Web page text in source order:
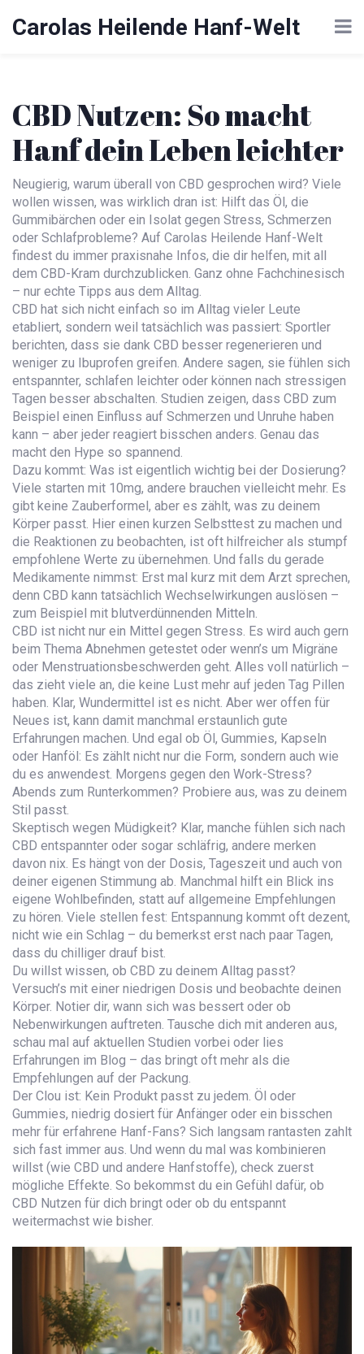
Carolas Heilende Hanf-Welt
CBD Nutzen: So macht
Hanf dein Leben leichter
Neugierig, warum überall von CBD gesprochen wird? Viele
wollen wissen, was wirklich dran ist: Hilft das Öl, die
Gummibärchen oder ein Isolat gegen Stress, Schmerzen
oder Schlafprobleme? Auf Carolas Heilende Hanf-Welt
findest du immer praxisnahe Infos, die dir helfen, mit all
dem CBD-Kram durchzublicken. Ganz ohne Fachchinesisch
– nur echte Tipps aus dem Alltag.
CBD hat sich nicht einfach so im Alltag vieler Leute
etabliert, sondern weil tatsächlich was passiert: Sportler
berichten, dass sie dank CBD besser regenerieren und
weniger zu Ibuprofen greifen. Andere sagen, sie fühlen sich
entspannter, schlafen leichter oder können nach stressigen
Tagen besser abschalten. Studien zeigen, dass CBD zum
Beispiel einen Einfluss auf Schmerzen und Unruhe haben
kann – aber jeder reagiert bisschen anders. Genau das
macht den Hype so spannend.
Dazu kommt: Was ist eigentlich wichtig bei der Dosierung?
Viele starten mit 10mg, andere brauchen vielleicht mehr. Es
gibt keine Zauberformel, aber es zählt, was zu deinem
Körper passt. Hier einen kurzen Selbsttest zu machen und
die Reaktionen zu beobachten, ist oft hilfreicher als stumpf
empfohlene Werte zu übernehmen. Und falls du gerade
Medikamente nimmst: Erst mal kurz mit dem Arzt sprechen,
denn CBD kann tatsächlich Wechselwirkungen auslösen –
zum Beispiel mit blutverdünnenden Mitteln.
CBD ist nicht nur ein Mittel gegen Stress. Es wird auch gern
beim Thema Abnehmen getestet oder wenn’s um Migräne
oder Menstruationsbeschwerden geht. Alles voll natürlich –
das zieht viele an, die keine Lust mehr auf jeden Tag Pillen
haben. Klar, Wundermittel ist es nicht. Aber wer offen für
Neues ist, kann damit manchmal erstaunlich gute
Erfahrungen machen. Und egal ob Öl, Gummies, Kapseln
oder Hanföl: Es zählt nicht nur die Form, sondern auch wie
du es anwendest. Morgens gegen den Work-Stress?
Abends zum Runterkommen? Probiere aus, was zu deinem
Stil passt.
Skeptisch wegen Müdigkeit? Klar, manche fühlen sich nach
CBD entspannter oder sogar schläfrig, andere merken
davon nix. Es hängt von der Dosis, Tageszeit und auch von
deiner eigenen Stimmung ab. Manchmal hilft ein Blick ins
eigene Wohlbefinden, statt auf allgemeine Empfehlungen
zu hören. Viele stellen fest: Entspannung kommt oft dezent,
nicht wie ein Schlag – du bemerkst erst nach paar Tagen,
dass du chilliger drauf bist.
Du willst wissen, ob CBD zu deinem Alltag passt?
Versuch’s mit einer niedrigen Dosis und beobachte deinen
Körper. Notier dir, wann sich was bessert oder ob
Nebenwirkungen auftreten. Tausche dich mit anderen aus,
schau mal auf aktuellen Studien vorbei oder lies
Erfahrungen im Blog – das bringt oft mehr als die
Empfehlungen auf der Packung.
Der Clou ist: Kein Produkt passt zu jedem. Öl oder
Gummies, niedrig dosiert für Anfänger oder ein bisschen
mehr für erfahrene Hanf-Fans? Sich langsam rantasten zahlt
sich fast immer aus. Und wenn du mal was kombinieren
willst (wie CBD und andere Hanfstoffe), check zuerst
mögliche Effekte. So bekommst du ein Gefühl dafür, ob
CBD Nutzen für dich bringt oder ob du entspannt
weitermachst wie bisher.